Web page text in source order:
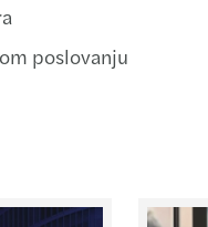
poslovanju